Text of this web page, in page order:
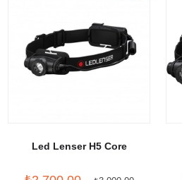
Led Lenser H5 Core